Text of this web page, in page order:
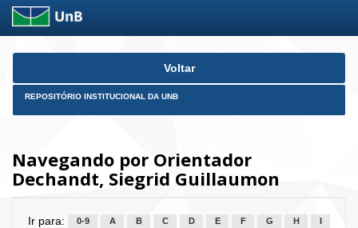
Skip
Voltar
REPOSITÓRIO INSTITUCIONAL DA UNB
Navegando por Orientador
Dechandt, Siegrid Guillaumon
Ir para: 0-9 A B C D E F G H